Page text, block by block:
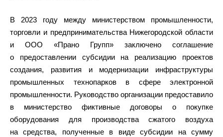
В 2023 году между министерством промышленности,
торговли и предпринимательства Нижегородской области
и ООО «Прано Групп» заключено соглашение
о предоставлении субсидии на реализацию проектов
создания, развития и модернизации инфраструктуры
промышленных технопарков в сфере электронной
промышленности. Руководство организации предоставило
в министерство фиктивные договоры о покупке
оборудования для производства сжатого воздуха
на средства, полученные в виде субсидии на сумму